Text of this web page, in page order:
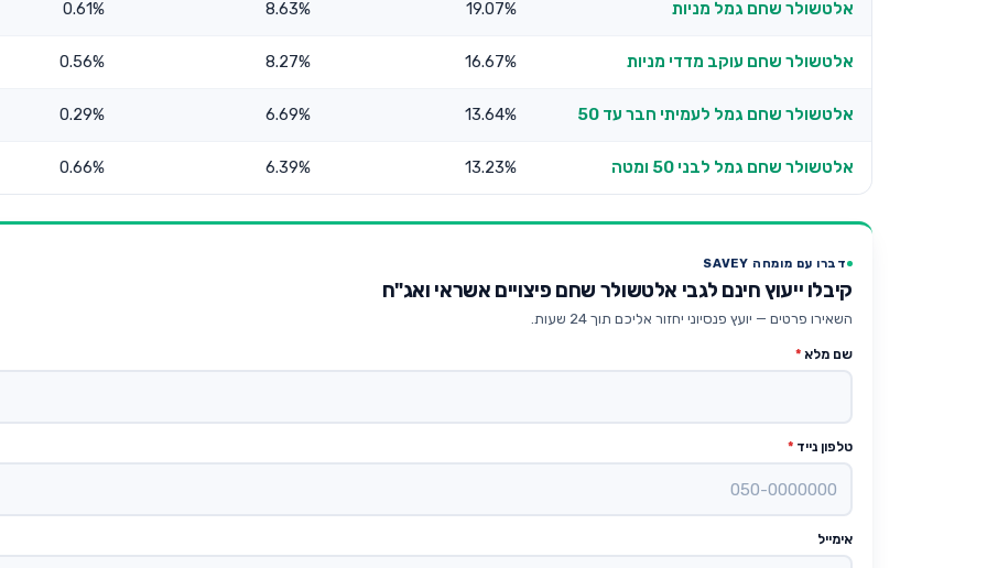
אלטשולר שחם גמל מניות 19.07%
8.63%
0.61%
אלטשולר שחם עוקב מדדי מניות 16.67%
8.27%
0.56%
אלטשולר שחם גמל לעמיתי חבר עד 50 13.64%
6.69%
0.29%
אלטשולר שחם גמל לבני 50 ומטה 13.23%
6.39%
0.66%
דברו עם מומחה SAVEY
קיבלו ייעוץ חינם לגבי אלטשולר שחם פיצויים אשראי ואג"ח
השאירו פרטים — יועץ פנסיוני יחזור אליכם תוך 24 שעות.
שם מלא *
טלפון נייד *
אימייל